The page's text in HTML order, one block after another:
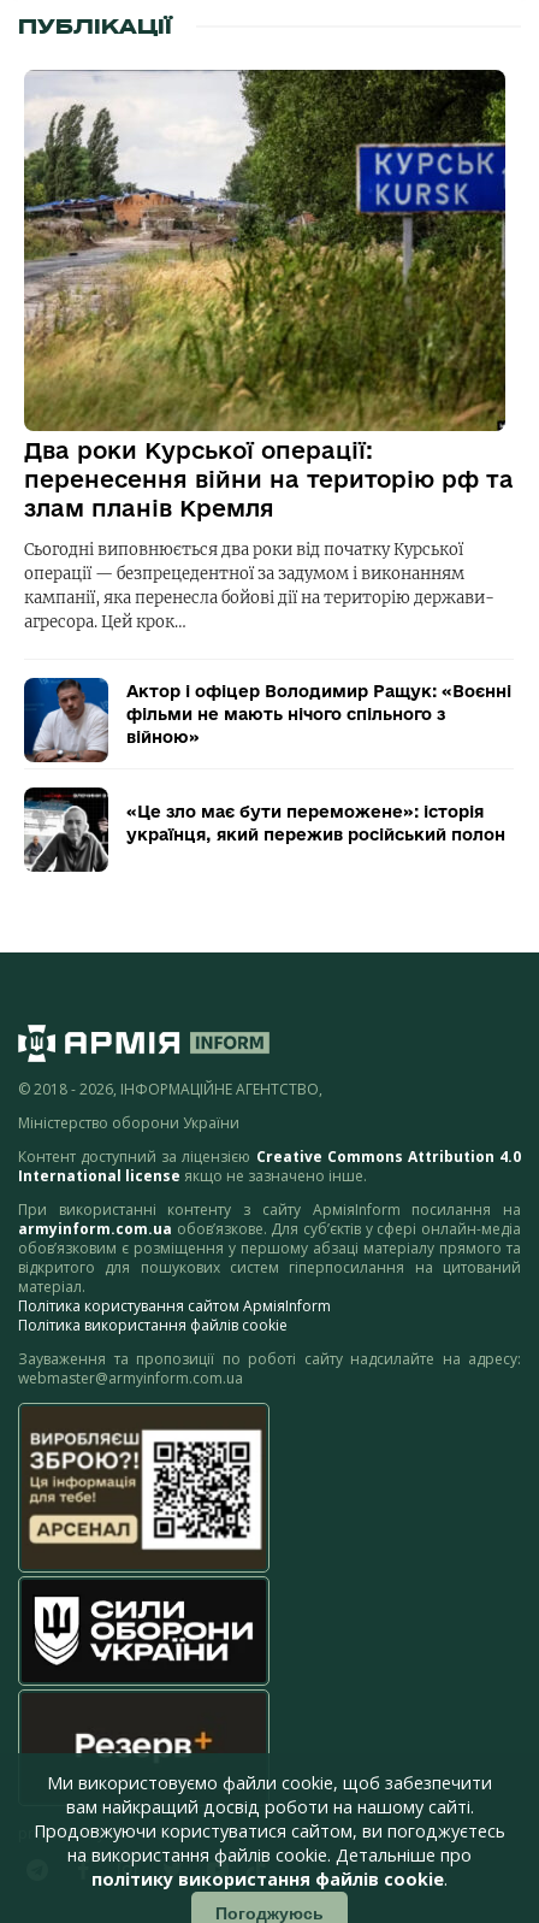
ПУБЛІКАЦІЇ
Два роки Курської операції:
перенесення війни на територію рф та
злам планів Кремля
Сьогодні виповнюється два роки від початку Курської
операції — безпрецедентної за задумом і виконанням
кампанії, яка перенесла бойові дії на територію держави-
агресора. Цей крок…
Актор і офіцер Володимир Ращук: «Воєнні
фільми не мають нічого спільного з
війною»
«Це зло має бути переможене»: історія
українця, який пережив російський полон
© 2018 - 2026, ІНФОРМАЦІЙНЕ АГЕНТСТВО,
Міністерство оборони України
Контент доступний за ліцензією Creative Commons Attribution 4.0
International license якщо не зазначено інше.
При використанні контенту з сайту АрміяInform посилання на
armyinform.com.ua обов’язкове. Для суб’єктів у сфері онлайн-медіа
обов’язковим є розміщення у першому абзаці матеріалу прямого та
відкритого для пошукових систем гіперпосилання на цитований
матеріал.
Політика користування сайтом АрміяInform
Політика використання файлів cookie
Зауваження та пропозиції по роботі сайту надсилайте на адресу:
webmaster@armyinform.com.ua
press@armyinform.com.ua
Ми використовуємо файли cookie, щоб забезпечити
вам найкращий досвід роботи на нашому сайті.
Продовжуючи користуватися сайтом, ви погоджуєтесь
на використання файлів cookie. Детальніше про
політику використання файлів cookie.
Погоджуюсь